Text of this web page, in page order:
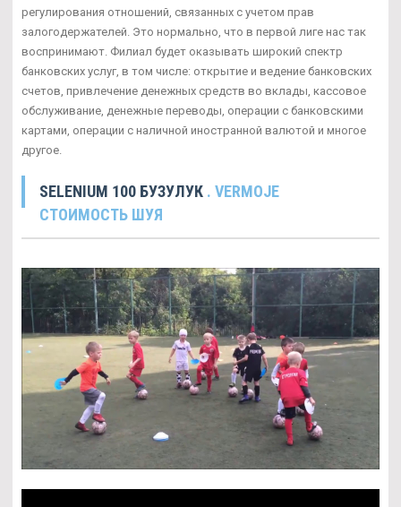
регулирования отношений, связанных с учетом прав
залогодержателей. Это нормально, что в первой лиге нас так
воспринимают. Филиал будет оказывать широкий спектр
банковских услуг, в том числе: открытие и ведение банковских
счетов, привлечение денежных средств во вклады, кассовое
обслуживание, денежные переводы, операции с банковскими
картами, операции с наличной иностранной валютой и многое
другое.
SELENIUM 100 БУЗУЛУК . VERMOJE
СТОИМОСТЬ ШУЯ